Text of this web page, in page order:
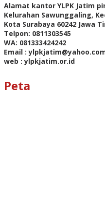
Alamat kantor YLPK Jatim
Kelurahan Sawunggaling,
Kota Surabaya 60242 Jawa
Telpon: 0811303545
WA: 081333424242
Email :
web : ylpkjatim.or.id
Peta